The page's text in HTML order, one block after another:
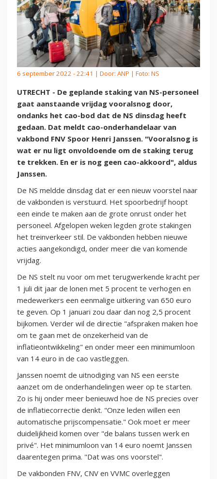
6 september 2022 - 22:41 | Door: ANP | Foto: NS
UTRECHT - De geplande staking van NS-personeel
gaat aanstaande vrijdag vooralsnog door,
ondanks het cao-bod dat de NS dinsdag heeft
gedaan. Dat meldt cao-onderhandelaar van
vakbond FNV Spoor Henri Janssen. "Vooralsnog is
wat er nu ligt onvoldoende om de staking terug
te trekken. En er is nog geen cao-akkoord", aldus
Janssen.
De NS meldde dinsdag dat er een nieuw voorstel naar
de vakbonden is verstuurd. Het spoorbedrijf hoopt
een einde te maken aan de grote onrust onder het
personeel. Afgelopen weken legden grote stakingen
het treinverkeer stil. De vakbonden hebben nieuwe
acties aangekondigd, onder meer die van komende
vrijdag.
De NS stelt nu voor om met terugwerkende kracht per
1 juli dit jaar de lonen met 5 procent te verhogen en
medewerkers een eenmalige uitkering van 650 euro
te geven. Op 1 januari zou daar dan nog 2,5 procent
bijkomen. Verder wil de directie "afspraken maken hoe
om te gaan met de onzekerheid van de
inflatieontwikkeling" en onder meer een minimumloon
van 14 euro in de cao vastleggen.
Janssen noemt de uitnodiging van NS een eerste
aanzet om de onderhandelingen weer op te starten.
Zo is hij onder meer benieuwd hoe de NS precies over
de inflatiecorrectie denkt. "Onze leden willen een
automatische prijscompensatie." Ook moet er meer
duidelijkheid komen over "de balans tussen werk en
privé". Het minimumloon van 14 euro noemt Janssen
daarentegen prima. "Dat was ons voorstel".
De vakbonden FNV, CNV en VVMC overleggen